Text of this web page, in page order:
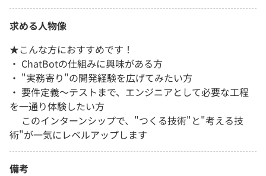
求める人物像
★こんな方におすすめです！
・ ChatBotの仕組みに興味がある方
・ "実務寄り"の開発経験を広げてみたい方
・ 要件定義～テストまで、エンジニアとして必要な工程
を一通り体験したい方
このインターンシップで、"つくる技術"と"考える技
術"が一気にレベルアップします
備考